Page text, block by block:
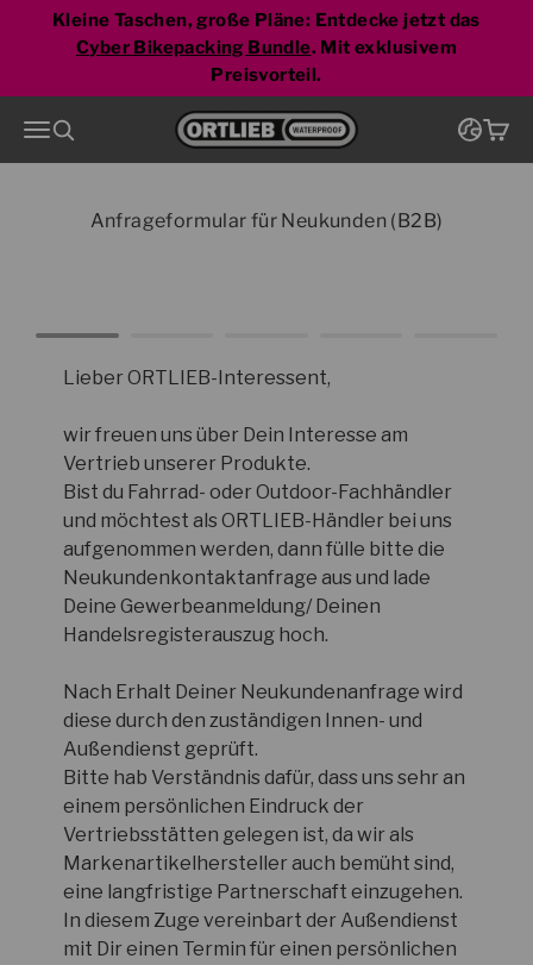
Zum Inhalt springen
Kleine Taschen, große Pläne: Entdecke jetzt das
Cyber Bikepacking Bundle. Mit exklusivem
Preisvorteil.
MenüSuche Zur Startseite
Anfrageformular für Neukunden (B2B)